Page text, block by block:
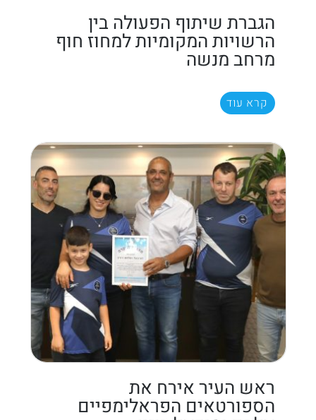
הגברת שיתוף הפעולה בין
הרשויות המקומיות למחוז חוף
מרחב מנשה
קרא עוד
ראש העיר אירח את
הספורטאים הפראלימפיים